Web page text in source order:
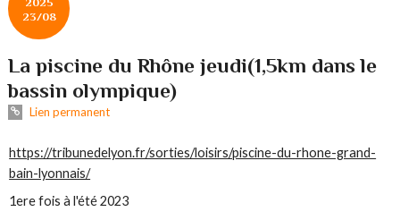
23/08
La piscine du Rhône jeudi(1,5km dans le
bassin olympique)
Lien permanent
https://tribunedelyon.fr/sorties/loisirs/piscine-du-rhone-grand-
bain-lyonnais/
1ere fois à l'été 2023